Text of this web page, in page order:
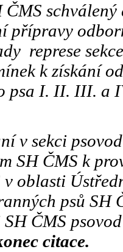
ČMS
přípravy
represe
k získání
psa I. II. III. a
v sekci
SH ČMS k
oblasti
psů SH
ČMS
citace.